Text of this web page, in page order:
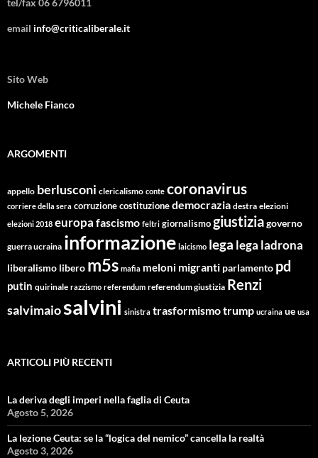
tel/fax 06 6796011
email info@criticaliberale.it
Sito Web
Michele Fianco
ARGOMENTI
appello berlusconi clericalismo conte coronavirus
corriere della sera corruzionecostituzionedemocrazia destra elezioni
elezioni 2018 europa fascismo feltri giornalismogiustiziagoverno
guerra ucraina informazione laicismo lega lega ladrona
liberalismo libero m5s mafia meloni migranti parlamento pd
putin quirinale razzismo referendum referendum giustizia Renzi
salvimaiosalvini sinistra trasformismotrump ucraina ue usa
ARTICOLI PIÙ RECENTI
La deriva degli imperi nella faglia di Ceuta
Agosto 5, 2026
La lezione Ceuta: se la “logica del nemico” cancella la realtà
Agosto 3, 2026